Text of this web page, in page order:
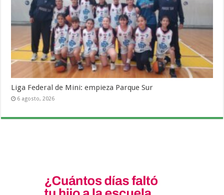
Liga Federal de Mini: empieza Parque Sur
6 agosto, 2026